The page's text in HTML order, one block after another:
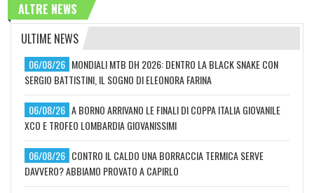
ALTRE NEWS
ULTIME NEWS
06/08/26 MONDIALI MTB DH 2026: DENTRO LA BLACK SNAKE CON
SERGIO BATTISTINI, IL SOGNO DI ELEONORA FARINA
06/08/26 A BORNO ARRIVANO LE FINALI DI COPPA ITALIA GIOVANILE
XCO E TROFEO LOMBARDIA GIOVANISSIMI
06/08/26 CONTRO IL CALDO UNA BORRACCIA TERMICA SERVE
DAVVERO? ABBIAMO PROVATO A CAPIRLO